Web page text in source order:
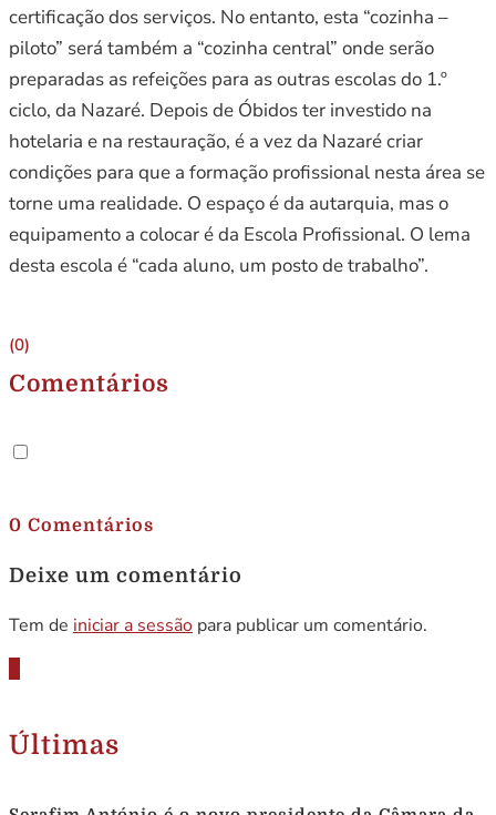
certificação dos serviços. No entanto, esta “cozinha –
piloto” será também a “cozinha central” onde serão
preparadas as refeições para as outras escolas do 1.º
ciclo, da Nazaré. Depois de Óbidos ter investido na
hotelaria e na restauração, é a vez da Nazaré criar
condições para que a formação profissional nesta área se
torne uma realidade. O espaço é da autarquia, mas o
equipamento a colocar é da Escola Profissional. O lema
desta escola é “cada aluno, um posto de trabalho”.
(0)
Comentários
0 Comentários
Deixe um comentário
Tem de iniciar a sessão para publicar um comentário.
Últimas